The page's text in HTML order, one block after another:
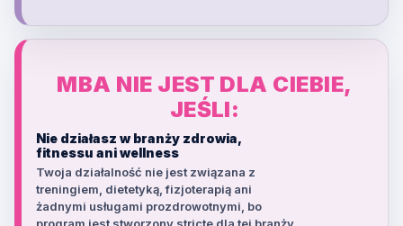
MBA NIE JEST DLA CIEBIE,
JEŚLI:
Nie działasz w branży zdrowia,
fitnessu ani wellness
Twoja działalność nie jest związana z
treningiem, dietetyką, fizjoterapią ani
żadnymi usługami prozdrowotnymi, bo